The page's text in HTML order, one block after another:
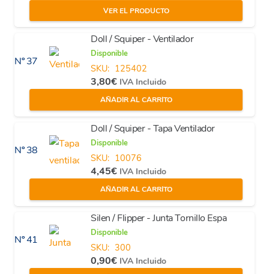
VER EL PRODUCTO
Nº 37
Doll / Squiper - Ventilador
Disponible
SKU: 125402
3,80€ IVA Incluido
AÑADIR AL CARRITO
Nº 38
Doll / Squiper - Tapa Ventilador
Disponible
SKU: 10076
4,45€ IVA Incluido
AÑADIR AL CARRITO
Nº 41
Silen / Flipper - Junta Tornillo Espa
Disponible
SKU: 300
0,90€ IVA Incluido